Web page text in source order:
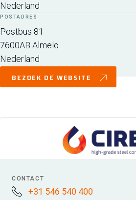
Nederland
POSTADRES
Postbus 81
7600AB Almelo
Nederland
BEZOEK DE WEBSITE
CONTACT
+31 546 540 400